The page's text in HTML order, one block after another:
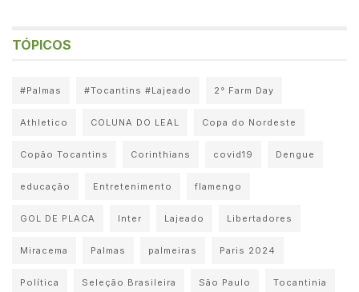
TÓPICOS
#Palmas #Tocantins #Lajeado 2° Farm Day
Athletico COLUNA DO LEAL Copa do Nordeste
Copão Tocantins Corinthians covid19 Dengue
educação Entretenimento flamengo
GOL DE PLACA Inter Lajeado Libertadores
Miracema Palmas palmeiras Paris 2024
Política Seleção Brasileira São Paulo Tocantinia